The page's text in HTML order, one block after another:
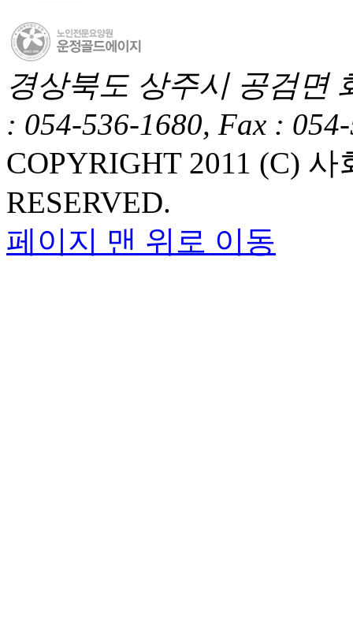
경상북도 상주시 공검면
: 054-536-1680, Fax :
COPYRIGHT 2011 (C)
RESERVED.
페이지 맨 위로 이동